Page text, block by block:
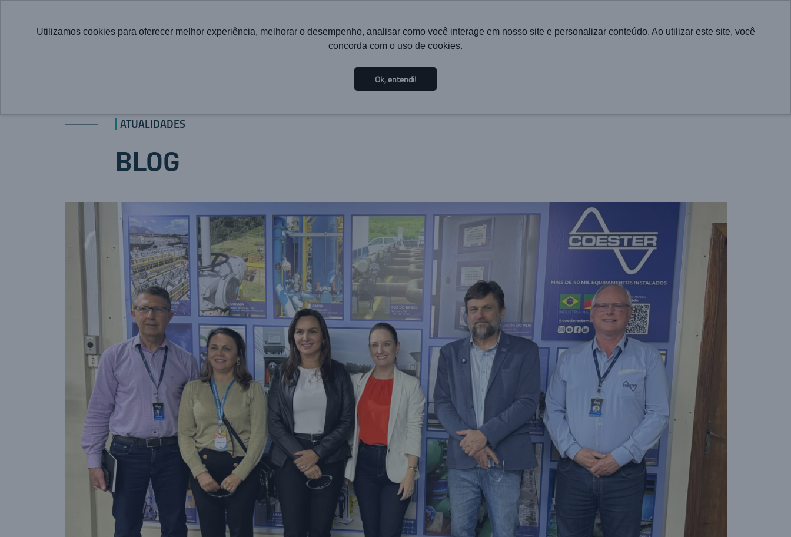
Utilizamos cookies para oferecer melhor experiência, melhorar o desempenho, analisar como você interage em nosso site e personalizar conteúdo. Ao utilizar este site, você
concorda com o uso de cookies.
Ok, entendi!
INSTITUCIONAL TECNOLOGIA
ATUALIDADES
BLOG